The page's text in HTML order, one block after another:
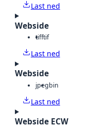
Last ned
Webside
tifftif
Last ned
Webside
jpegbin
Last ned
Webside ECW